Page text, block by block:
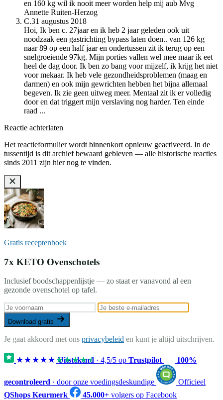
en 160 kg wil ik nooit meer worden help mij aub Mvg
Annette Ruiten-Herzog
C.31 augustus 2018
Hoi, Ik ben c. 27jaar en ik heb 2 jaar geleden ook uit
noodzaak een gastrichting bypass laten doen.. van 126 kg
naar 89 op een half jaar en ondertussen zit ik terug op een
snelgroeiende 97kg. Mijn porties vallen wel mee maar ik eet
heel de dag door. Ik ben zo bang voor mijzelf, ik krijg het niet
voor mekaar. Ik heb vele gezondheidsproblemen (maag en
darmen) en ook mijn gewrichten hebben het bijna allemaal
begeven. Ik zie geen uitweg meer. Mentaal zit ik er volledig
door en dat triggert mijn verslaving nog harder. Ten einde
raad ...
Reactie achterlaten
Het reactieformulier wordt binnenkort opnieuw geactiveerd. In de
tussentijd is dit archief bewaard gebleven — alle historische reacties
sinds 2011 zijn hier nog te vinden.
Gratis receptenboek
7x KETO Ovenschotels
Inclusief boodschappenlijstje — zo staat er vanavond al een
gezonde ovenschotel op tafel.
Download gratis
Je gaat akkoord met ons privacybeleid en kunt je altijd uitschrijven.
★★★★★★★★★★
Uitstekend · 4,5/5 op Trustpilot 100%
gecontroleerd · door onze voedingsdeskundige
Officieel
QShops Keurmerk
45.000+ volgers op Facebook